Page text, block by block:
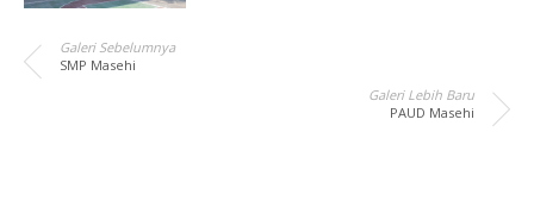
Galeri Sebelumnya
SMP Masehi
Galeri Lebih Baru
PAUD Masehi